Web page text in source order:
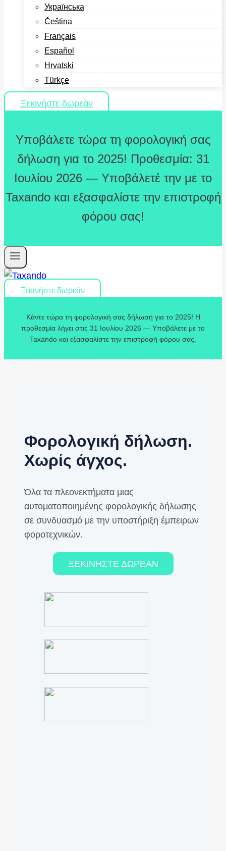
Українська
Čeština
Français
Español
Hrvatski
Türkçe
Ξεκινήστε δωρεάν
Υποβάλετε τώρα τη φορολογική σας
δήλωση για το 2025! Προθεσμία: 31
Ιουλίου 2026 — Υποβάλετέ την με το
Taxando και εξασφαλίστε την επιστροφή
φόρου σας!
Ξεκινήστε δωρεάν
Κάντε τώρα τη φορολογική σας δήλωση για το 2025! Η
προθεσμία λήγει στις 31 Ιουλίου 2026 — Υποβάλετε με το
Taxando και εξασφαλίστε την επιστροφή φόρου σας.
Φορολογική δήλωση.
Χωρίς άγχος.
Όλα τα πλεονεκτήματα μιας
αυτοματοποιημένης φορολογικής δήλωσης
σε συνδυασμό με την υποστήριξη έμπειρων
φοροτεχνικών.
ΞΕΚΙΝΗΣΤΕ ΔΩΡΕΑΝ